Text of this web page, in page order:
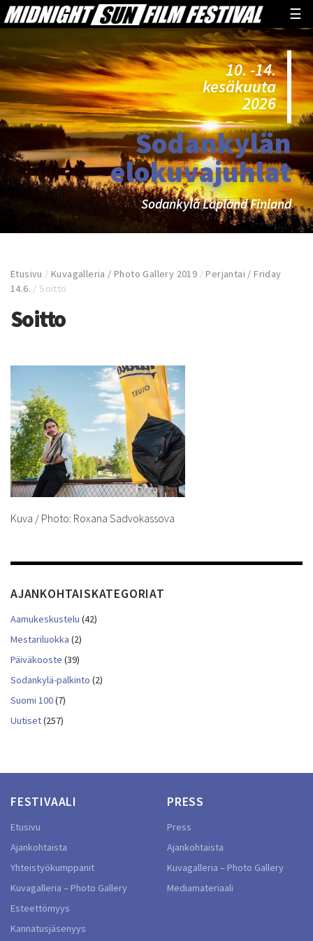
☰
10. -14.
kesäkuuta
2026
Sodankylän
elokuvajuhlat
Sodankylä Lapland Finland
Etusivu /Kuvagalleria / Photo Gallery 2019 /Perjantai / Friday
14.6. / Soitto
Soitto
Kuva / Photo: Roxana Sadvokassova
AJANKOHTAISKATEGORIAT
Aamukeskustelu (42)
Mestariluokka (2)
Päiväkooste (39)
Sodankylä-palkinto (2)
Suomi 100(7)
Uutiset(257)
FESTIVAALI
Etusivu
Ajankohtaista
Yhteistyökumppanit
Kuvagalleria – Photo Gallery
Esteettömyys
Kannatusjäsenyys
PRESS
Press
Ajankohtaista
Kuvagalleria – Photo Gallery
Mediamateriaali